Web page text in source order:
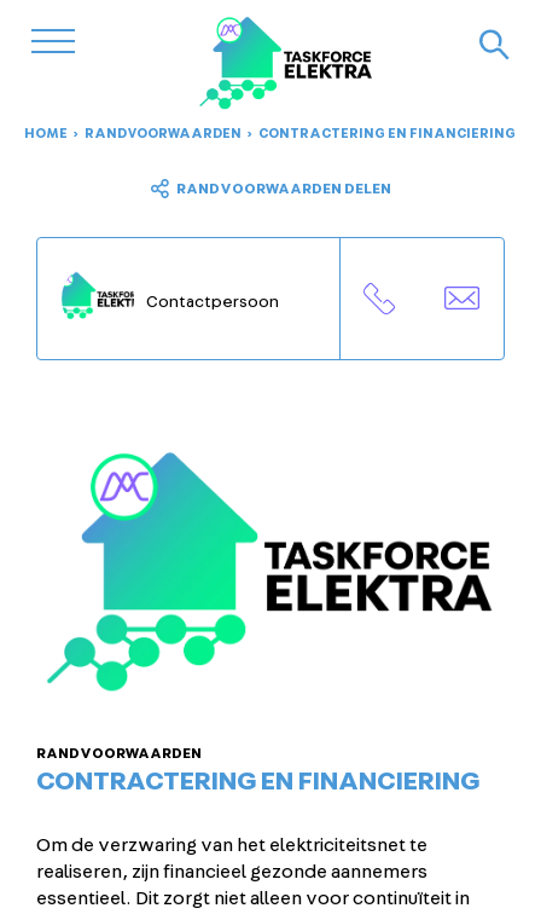
HOME RANDVOORWAARDEN CONTRACTERING EN FINANCIERING
RANDVOORWAARDEN DELEN
Contactpersoon
RANDVOORWAARDEN
CONTRACTERING EN FINANCIERING
Om de verzwaring van het elektriciteitsnet te
realiseren, zijn financieel gezonde aannemers
essentieel. Dit zorgt niet alleen voor continuïteit in